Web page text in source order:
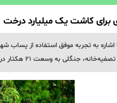
برای کاشت یک میلیارد درخت
اشاره به تجربه موفق استفاده از
به وسعت ۲۱ هکتار در دل کویر ایجاد شده است.